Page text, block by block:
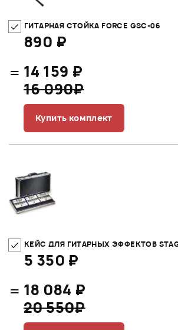
ГИТАРНАЯ СТОЙКА FORCE GSC-06
890 ₽
= 14 159 ₽
16 090₽
Купить комплект
КЕЙС ДЛЯ ГИТАРНЫХ ЭФФЕКТОВ
5 350 ₽
= 18 084 ₽
20 550₽